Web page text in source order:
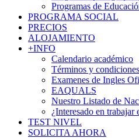
Programas de
PROGRAMA SOCIAL
PRECIOS
ALOJAMIENTO
+INFO
Calendario académico
Términos y
Examenes de Ingles
EAQUALS
Nuestro Listado de
¿Interesado en trabajar
TEST NIVEL
SOLICITA AHORA